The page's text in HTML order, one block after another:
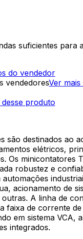
suficientes para
do vendedor
vendedoresVer
produto
são destinados ao
elétricos,
Os minicontatores
robustez e
acionamento de
A linha de
faixa de corrente
em sistema VCA,
integrados.